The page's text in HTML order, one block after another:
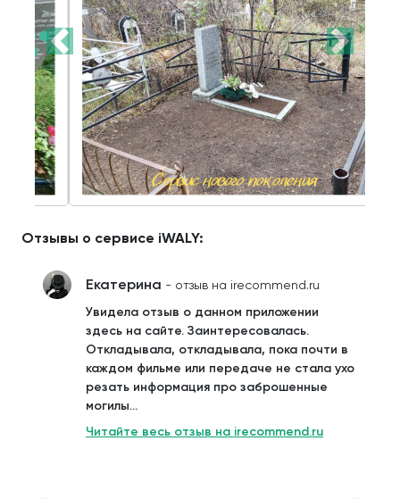
Отзывы о сервисе iWALY:
Екатерина - отзыв на irecommend.ru
Увидела отзыв о данном приложении
здесь на сайте. Заинтересовалась.
Откладывала, откладывала, пока почти в
каждом фильме или передаче не стала ухо
резать информация про заброшенные
могилы...
Читайте весь отзыв на irecommend.ru